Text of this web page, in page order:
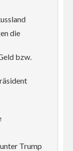
die
bzw.
Trump